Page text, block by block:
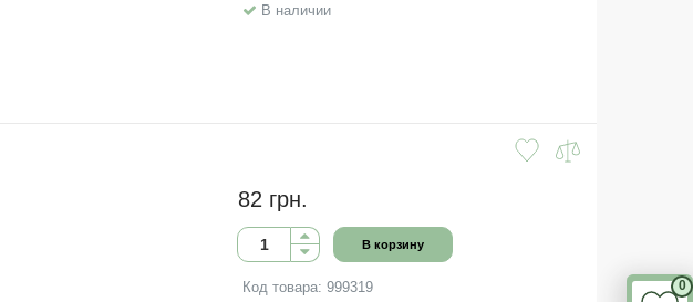
0
В наличии
82 грн.
В корзину
Код товара: 999319